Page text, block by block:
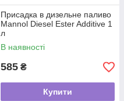
Присадка в дизельне паливо
Mannol Diesel Ester Additive 1
л
В наявності
585 ₴
Купити